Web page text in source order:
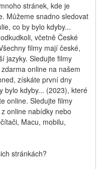
stránek, kde je
Můžeme snadno sledovat
co by bylo kdyby...
včetně České
filmy mají české,
jazyky. Sledujte filmy
online na našem
získáte první dny
bylo kdyby... (2023), které
online. Sledujte filmy
online nabídky nebo
Macu, mobilu,
stránkách?